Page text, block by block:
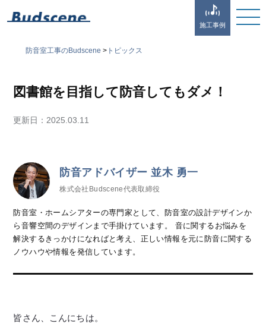
施工事例
防音室工事のBudscene >トピックス
図書館を目指して防音してもダメ！
更新日： 2025.03.11
防音アドバイザー 並木 勇一
株式会社Budscene代表取締役
防音室・ホームシアターの専門家として、防音室の設計デザインか
ら音響空間のデザインまで手掛けています。 音に関するお悩みを
解決するきっかけになればと考え、正しい情報を元に防音に関する
ノウハウや情報を発信しています。
皆さん、こんにちは。